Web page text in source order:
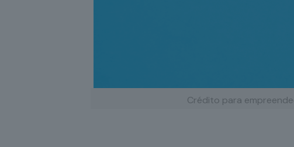
Crédito para